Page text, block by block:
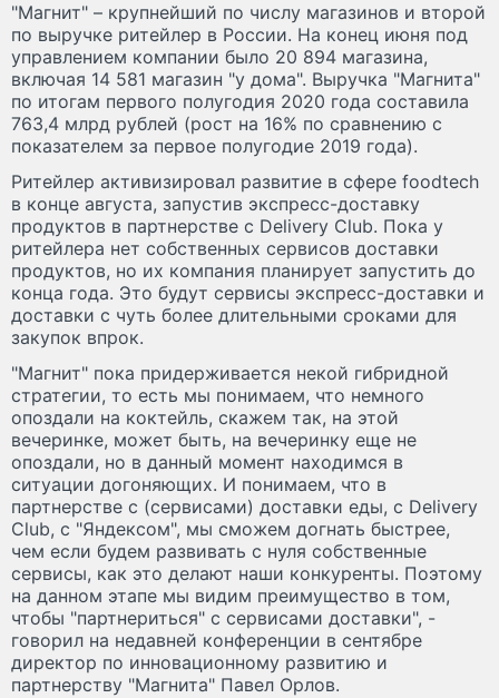
"Магнит" – крупнейший по числу магазинов и второй
по выручке ритейлер в России. На конец июня под
управлением компании было 20 894 магазина,
включая 14 581 магазин "у дома". Выручка "Магнита"
по итогам первого полугодия 2020 года составила
763,4 млрд рублей (рост на 16% по сравнению с
показателем за первое полугодие 2019 года).
Ритейлер активизировал развитие в сфере foodtech
в конце августа, запустив экспресс-доставку
продуктов в партнерстве с Delivery Club. Пока у
ритейлера нет собственных сервисов доставки
продуктов, но их компания планирует запустить до
конца года. Это будут сервисы экспресс-доставки и
доставки с чуть более длительными сроками для
закупок впрок.
"Магнит" пока придерживается некой гибридной
стратегии, то есть мы понимаем, что немного
опоздали на коктейль, скажем так, на этой
вечеринке, может быть, на вечеринку еще не
опоздали, но в данный момент находимся в
ситуации догоняющих. И понимаем, что в
партнерстве с (сервисами) доставки еды, с Delivery
Club, с "Яндексом", мы сможем догнать быстрее,
чем если будем развивать с нуля собственные
сервисы, как это делают наши конкуренты. Поэтому
на данном этапе мы видим преимущество в том,
чтобы "партнериться" с сервисами доставки", -
говорил на недавней конференции в сентябре
директор по инновационному развитию и
партнерству "Магнита" Павел Орлов.